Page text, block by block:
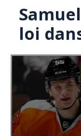
loi